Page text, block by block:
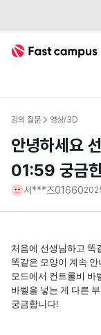
Fast Campus
강의 질문 영상/3D
안녕하세요
01:59 궁금
서***즈01660
처음에 선생님하고 똑
똑같은 모양이 계속
모드에서 컨트롤비 바
바벨을 넣는 게 다른
궁금합니다!